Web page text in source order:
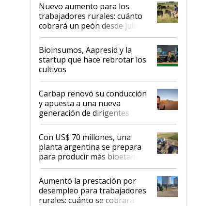
Nuevo aumento para los
trabajadores rurales: cuánto
cobrará un peón desde julio
Bioinsumos, Aapresid y la
startup que hace rebrotar los
cultivos
Carbap renovó su conducción
y apuesta a una nueva
generación de dirigentes
rurales
Con US$ 70 millones, una
planta argentina se prepara
para producir más bioetanol
que nunca
Aumentó la prestación por
desempleo para trabajadores
rurales: cuánto se cobrará